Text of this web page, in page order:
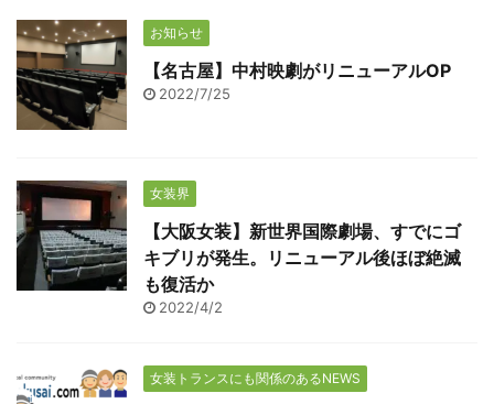
お知らせ
【名古屋】中村映劇がリニューアルOP
2022/7/25
女装界
【大阪女装】新世界国際劇場、すでにゴ
キブリが発生。リニューアル後ほぼ絶滅
も復活か
2022/4/2
女装トランスにも関係のあるNEWS